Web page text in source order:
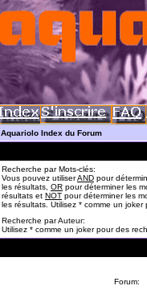
Aquariolo Index du Forum
Recherche par Mots-clés:
Vous pouvez utiliserAND pour
les résultats, OR pour déterminer les
résultats et NOT pour déterminer les
les résultats. Utilisez * comme un
Recherche par Auteur:
Utilisez * comme un joker pour des
Forum: